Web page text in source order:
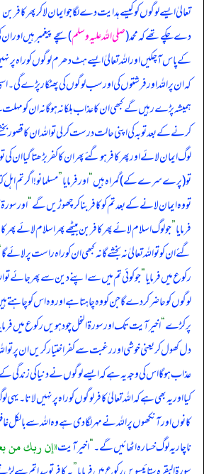
تعالیٰ ایسے لوگوں کو کیسے ہدایت دے لگا جو ایمان لا کر پھر کافر
دے چکے تھے کہ محمد (صلی اللہ علیہ وسلم) سچے پیغمبر ہیں اور ان
کے پاس آ چکیں اور اللہ تعالیٰ ایسے ہٹ دھرم لوگوں کو راہ پر
کہ ان پر اللہ اور فرشتوں کی اور سب لوگوں کی پھٹکار پڑے گی۔
ہمیشہ پڑے رہیں گے کبھی ان کا عذاب ہلکا نہ ہو گا نہ ان کو
کرنے کے بعد توبہ کی اپنی حالت درست کر لی تو اللہ ان کا قصور
لوگ ایمان لائے اور پھر کافر ہو گئے پھر ان کا کفر بڑھتا گیا ان کی
تو (پرے سرے کے) گمراہ ہیں“اور فرمایا”مسلمانو! اگر تم
تو وہ ایمان لانے کے بعد تم کو کافر بنا کر چھوڑیں گے“اور
فرمایا”جو لوگ اسلام لائے پھر کافر بن بیٹھے پھر اسلام لائے پھر
گئے ان کو تو اللہ تعالیٰ نہ بخشے گا نہ کبھی ان کو راہ راست پر لائے گا
رکوع میں فرمایا”جو کوئی تم میں سے اپنے دین سے پھر جائے تو
لوگوں کو حاضر کر دے گا جن کو وہ چاہتا ہے اور وہ اس کو
پر کڑے“اخیر آیت تک اور سورۃ النحل چودہویں رکوع میں
دل کھول کر یعنی خوشی اور رغبت سے کفر اختیار کریں ان پر تو
عذاب ہو گا اس کی وجہ یہ ہے کہ ایسے لوگوں نے دنیا کی
کیا اور یہ بھی ہے کہ اللہ تعالیٰ کافر لوگوں کو راہ پر نہیں لاتا۔
کانوں اور آنکھوں پر اللہ نے مہر لگا دی ہے وہ اللہ سے بالکل
ناچار یہ لوگ خسارہ اٹھائیں گے۔“اخیر آیت«إن ربك من